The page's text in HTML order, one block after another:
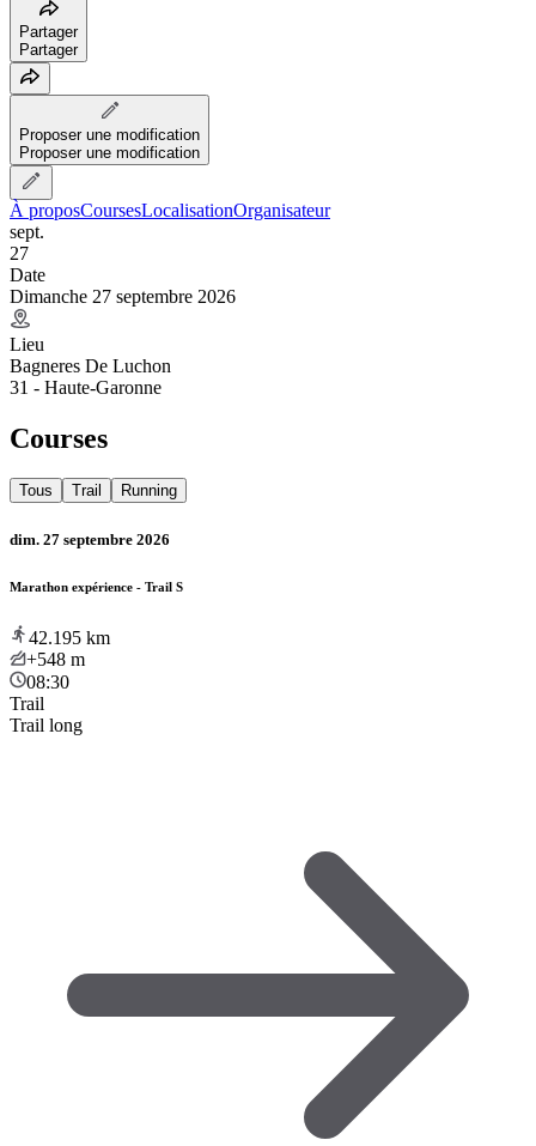
Partager
Partager
Proposer une modification
Proposer une modification
À proposCoursesLocalisationOrganisateur
sept.
27
Date
Dimanche 27 septembre 2026
Lieu
Bagneres De Luchon
31 - Haute-Garonne
Courses
Tous Trail Running
dim. 27 septembre 2026
Marathon expérience - Trail S
42.195 km
+548 m
08:30
Trail
Trail long